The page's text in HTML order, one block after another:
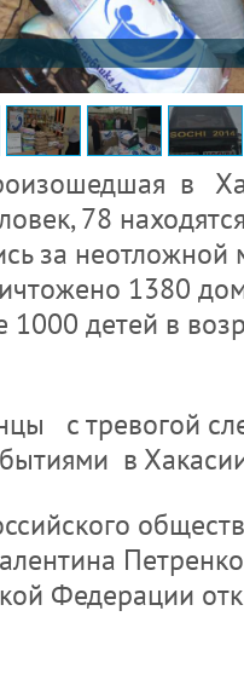
в
78
за неотложной
1380
1000 детей в
с тревогой
в
Федерации